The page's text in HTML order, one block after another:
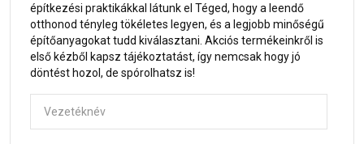
építkezési praktikákkal látunk el Téged, hogy a leendő
otthonod tényleg tökéletes legyen, és a legjobb minőségű
építőanyagokat tudd kiválasztani. Akciós termékeinkről is
első kézből kapsz tájékoztatást, így nemcsak hogy jó
döntést hozol, de spórolhatsz is!